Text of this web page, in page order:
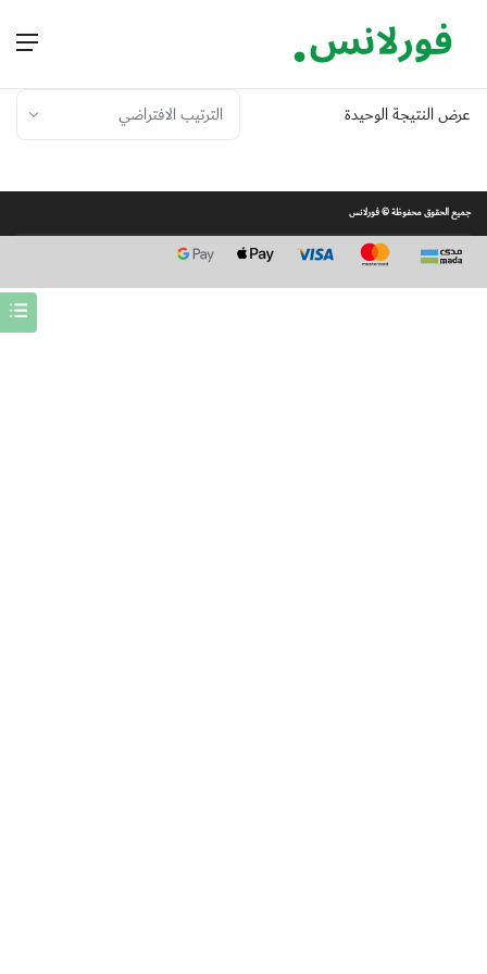
عرض النتيجة الوحيدة
جميع الحقوق محفوظة © فورلانس